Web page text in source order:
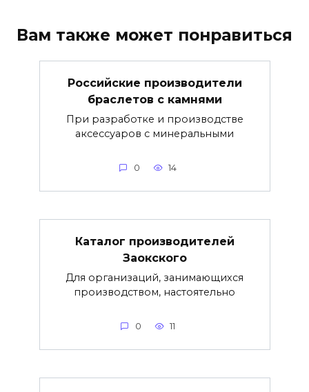
Вам также может понравиться
Российские производители
браслетов с камнями
При разработке и производстве
аксессуаров с минеральными
0 14
Каталог производителей
Заокского
Для организаций, занимающихся
производством, настоятельно
0 11